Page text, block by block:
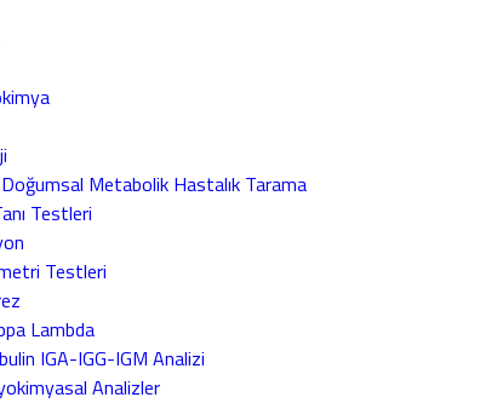
Metabolik Hastalık Tarama
Testleri
Testleri
Lambda
IGA-IGG-IGM Analizi
Analizler